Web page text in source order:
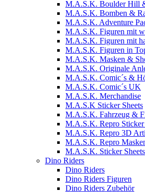
M.A.S.K. Boulder Hill
M.A.S.K. Bomben &
M.A.S.K. Adventure
M.A.S.K. Figuren mit
M.A.S.K. Figuren mit
M.A.S.K. Figuren in
M.A.S.K. Masken &
M.A.S.K. Originale
M.A.S.K. Comic´s &
M.A.S.K. Comic´s UK
M.A.S.K. Merchandise
M.A.S.K Sticker Sheets
M.A.S.K. Fahrzeug &
M.A.S.K. Repro Sticker
M.A.S.K. Repro 3D
M.A.S.K. Repro
M.A.S.K. Sticker Sheets
Dino Riders
Dino Riders
Dino Riders Figuren
Dino Riders Zubehör